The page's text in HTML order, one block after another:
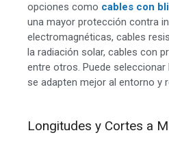
opciones como cables con
una mayor protección contra
electromagnéticas, cables
la radiación solar, cables con
entre otros. Puede
se adapten mejor al entorno y
Longitudes y Cortes a